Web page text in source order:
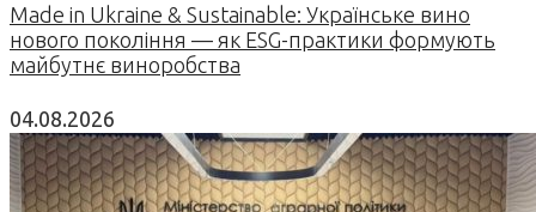
Made in Ukraine & Sustainable: Українське вино
нового покоління — як ESG-практики формують
майбутнє виноробства
04.08.2026